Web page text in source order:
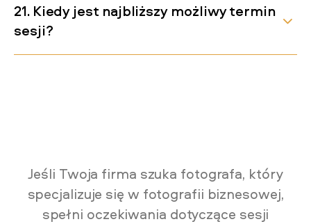
21. Kiedy jest najbliższy możliwy termin
sesji?
Jeśli Twoja firma szuka fotografa, który
specjalizuje się w fotografii biznesowej,
spełni oczekiwania dotyczące sesji